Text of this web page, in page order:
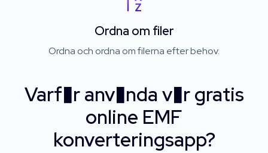
Ordna om filer
Ordna och ordna om filerna efter behov.
Varf�r anv�nda v�r gratis
online EMF
konverteringsapp?